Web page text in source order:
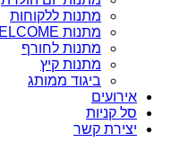
מתנות ללקוחות
מתנות WELCOME לעובדים
מתנות לחורף
מתנות קיץ
ביגוד ממותג
אירועים
סל קניות
יצירת קשר